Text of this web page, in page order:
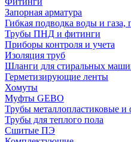
Запорная арматура
Гибкая подводка воды и
Трубы ПНД и фитинги
Приборы контроля и учета
Изоляция труб
Шланги для стиральных
Герметизирующие ленты
Хомуты
Муфты GEBO
Трубы металлопластиковые и
Трубы для теплого пола
Сшитые ПЭ